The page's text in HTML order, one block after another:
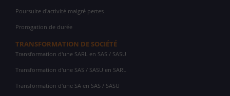
Poursuite d'activité malgré pertes
Prorogation de durée
TRANSFORMATION DE SOCIÉTÉ
Transformation d'une SARL en SAS / SASU
Transformation d'une SAS / SASU en SARL
Transformation d'une SA en SAS / SASU